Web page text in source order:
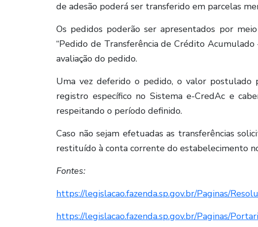
de adesão poderá ser transferido em parcelas
Os pedidos poderão ser apresentados por
“Pedido de Transferência de Crédito
avaliação do pedido.
Uma vez deferido o pedido, o valor postulado
registro específico no Sistema e-CredAc e
respeitando o período definido.
Caso não sejam efetuadas as transferências
restituído à conta corrente do estabelecimento
Fontes:
https://legislacao.fazenda.sp.gov.br/Paginas/
https://legislacao.fazenda.sp.gov.br/Paginas/